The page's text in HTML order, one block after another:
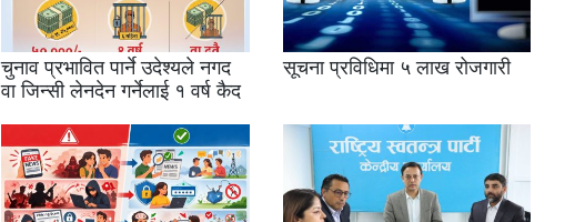
चुनाव प्रभावित पार्ने उदेश्यले नगद
वा जिन्सी लेनदेन गर्नेलाई १ वर्ष कैद
सूचना प्रविधिमा ५ लाख रोजगारी